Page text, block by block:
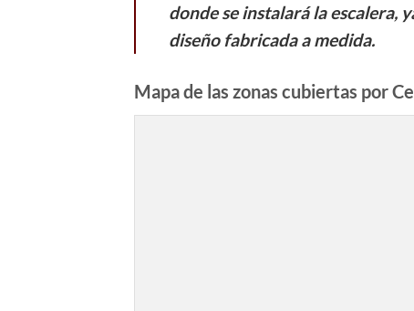
donde se instalará la escalera,
diseño fabricada a medida.
Mapa de las zonas cubiertas por